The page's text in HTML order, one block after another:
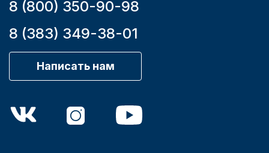
8 (800) 350-90-98
8 (383) 349-38-01
Написать нам